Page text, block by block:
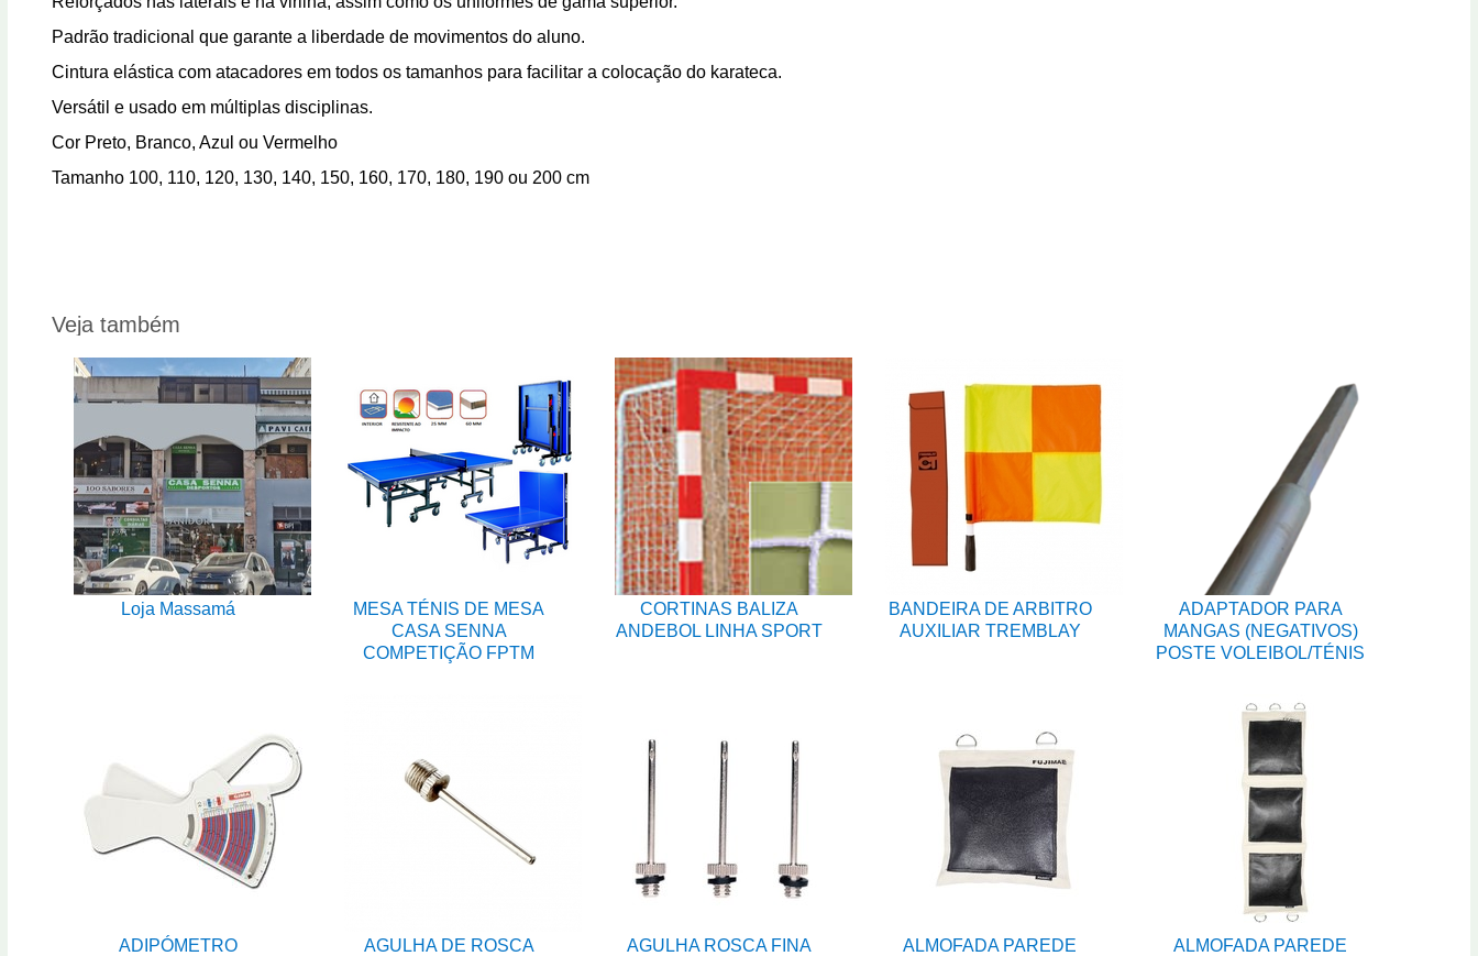
Padrão tradicional que garante a liberdade de movimentos do aluno.
Cintura elástica com atacadores em todos os tamanhos para facilitar a colocação do karateca.
Versátil e usado em múltiplas disciplinas.
Cor Preto, Branco, Azul ou Vermelho
Tamanho 100, 110, 120, 130, 140, 150, 160, 170, 180, 190 ou 200 cm
Veja também
Loja Massamá
MESA TÉNIS DE MESA
CASA SENNA
COMPETIÇÃO FPTM
CORTINAS BALIZA
ANDEBOL LINHA SPORT
BANDEIRA DE ARBITRO
AUXILIAR TREMBLAY
ADAPTADOR PARA
MANGAS (NEGATIVOS)
POSTE VOLEIBOL/TÉNIS
ADIPÓMETRO
AGULHA DE ROSCA
AGULHA ROSCA FINA
ALMOFADA PAREDE
ALMOFADA PAREDE